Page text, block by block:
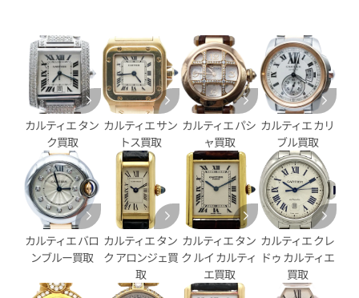
ンテール SM 2ロウ
日時点の参考買取価格です
カルティエ パンテール ウォ
WSPN0011
参考買取価格
710,000円
※2025年10月27日時点の参考
す
カルティエ タン
ク買取
カルティエ サン
トス買取
カルティエ パシ
ャ買取
カルティエ カリ
ブル買取
カルティエ バロ
ンブルー買取
カルティエ タン
ク アロンジェ買
取
カルティエ タン
ク ルイ カルティ
エ買取
カルティエ クレ
ドゥ カルティエ
買取